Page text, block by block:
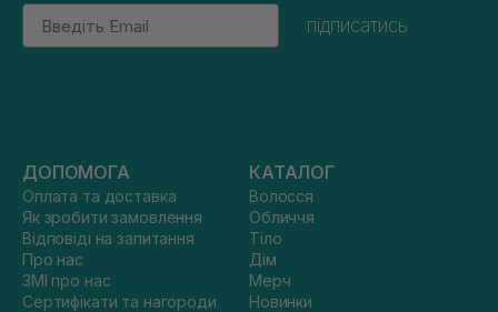
Email
підписатись
ДОПОМОГА
Оплата та доставка
Як зробити замовлення
Відповіді на запитання
Про нас
ЗМІ про нас
Сертифікати та нагороди
КАТАЛОГ
Волосся
Обличчя
Тіло
Дім
Мерч
Новинки